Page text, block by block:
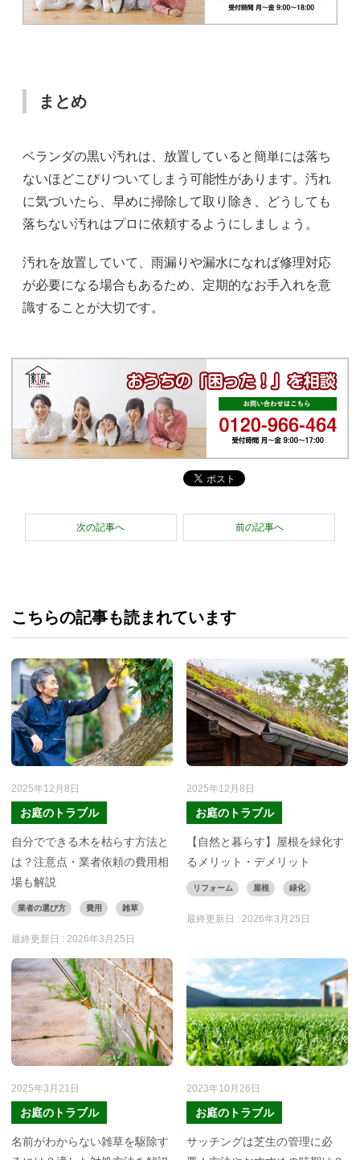
まとめ
ベランダの黒い汚れは、放置していると簡単には落ち
ないほどこびりついてしまう可能性があります。汚れ
に気づいたら、早めに掃除して取り除き、どうしても
落ちない汚れはプロに依頼するようにしましょう。
汚れを放置していて、雨漏りや漏水になれば修理対応
が必要になる場合もあるため、定期的なお手入れを意
識することが大切です。
次の記事へ 前の記事へ
こちらの記事も読まれています
2025年12月8日
お庭のトラブル
自分でできる木を枯らす方法と
は？注意点・業者依頼の費用相
場も解説
業者の選び方 費用 雑草
最終更新日 : 2026年3月25日
2025年12月8日
お庭のトラブル
【自然と暮らす】屋根を緑化す
るメリット・デメリット
リフォーム 屋根 緑化
最終更新日 :2026年3月25日
2025年3月21日
お庭のトラブル
名前がわからない雑草を駆除す
2023年10月26日
お庭のトラブル
サッチングは芝生の管理に必